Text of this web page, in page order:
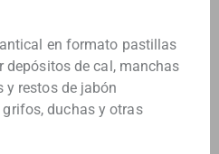
en formato pastillas
de cal, manchas
y restos de jabón
duchas y otras